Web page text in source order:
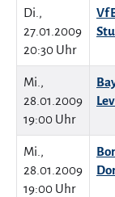
Di.,
27.01.2009
20:30 Uhr
Mi.,
28.01.2009
19:00 Uhr
Mi.,
28.01.2009
19:00 Uhr